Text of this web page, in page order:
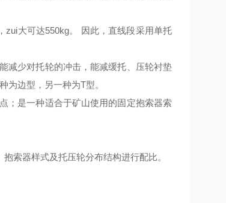
， zui大可达550kg。 因此，直线段采用单托
减少对托轮的冲击，能减缓托、压轮衬垫
为边型 ，另一种为T型。
；是一种适合于矿山使用的固定抱索器索
索器样式及托压轮分布结构进行配比。